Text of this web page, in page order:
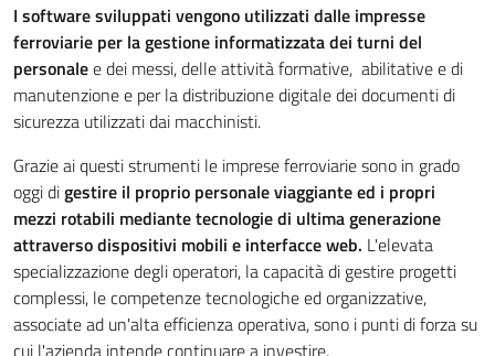
I software sviluppati vengono utilizzati dalle impresse
ferroviarie per la gestione informatizzata dei turni del
personalee dei messi, delle attività formative, abilitative e di
manutenzione e per la distribuzione digitale dei documenti di
sicurezza utilizzati dai macchinisti.
Grazie ai questi strumenti le imprese ferroviarie sono in grado
oggi digestire il proprio personale viaggiante ed i propri
mezzi rotabili mediante tecnologie di ultima generazione
attraverso dispositivi mobili e interfacce web. L'elevata
specializzazione degli operatori, la capacità di gestire progetti
complessi, le competenze tecnologiche ed organizzative,
associate ad un'alta efficienza operativa, sono i punti di forza su
cui l'azienda intende continuare a investire.